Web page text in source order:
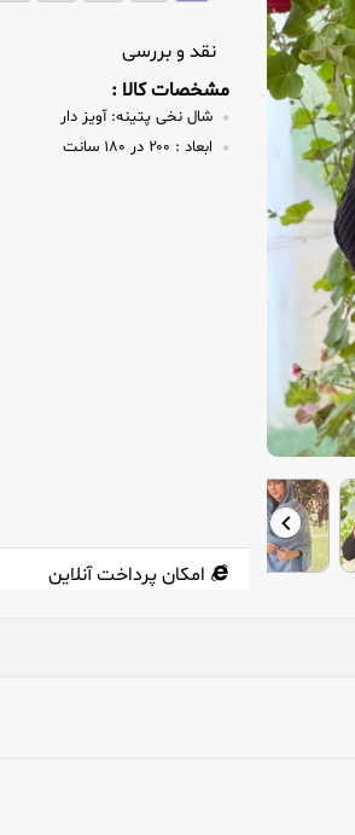
نقد و بررسی
مشخصات کالا :
شال نخی پتینه: آویز دار
ابعاد :
امکان پرداخت آنلاین